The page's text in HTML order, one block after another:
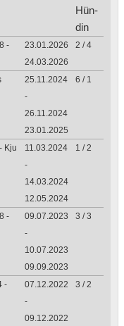
Hün­
din
-
23.01.2026
24.03.2026
2 / 4
25.11.2024
-
26.11.2024
23.01.2025
6 / 1
Kju
11.03.2024
-
14.03.2024
12.05.2024
1 / 2
-
09.07.2023
-
10.07.2023
09.09.2023
3 / 3
-
07.12.2022
-
09.12.2022
3 / 2